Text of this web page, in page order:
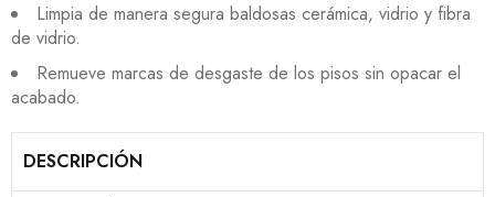
Limpia de manera segura baldosas cerámica, vidrio y fibra
de vidrio.
Remueve marcas de desgaste de los pisos sin opacar el
acabado.
DESCRIPCIÓN